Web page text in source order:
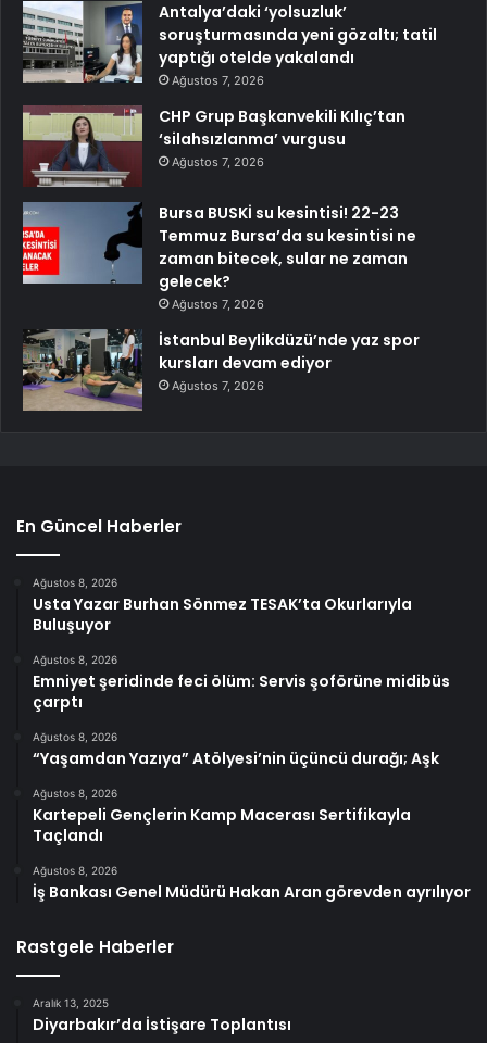
Antalya’daki ‘yolsuzluk’
soruşturmasında yeni gözaltı; tatil
yaptığı otelde yakalandı
Ağustos 7, 2026
CHP Grup Başkanvekili Kılıç’tan
‘silahsızlanma’ vurgusu
Ağustos 7, 2026
Bursa BUSKİ su kesintisi! 22-23
Temmuz Bursa’da su kesintisi ne
zaman bitecek, sular ne zaman
gelecek?
Ağustos 7, 2026
İstanbul Beylikdüzü’nde yaz spor
kursları devam ediyor
Ağustos 7, 2026
En Güncel Haberler
Ağustos 8, 2026
Usta Yazar Burhan Sönmez TESAK’ta Okurlarıyla
Buluşuyor
Ağustos 8, 2026
Emniyet şeridinde feci ölüm: Servis şoförüne midibüs
çarptı
Ağustos 8, 2026
“Yaşamdan Yazıya” Atölyesi’nin üçüncü durağı; Aşk
Ağustos 8, 2026
Kartepeli Gençlerin Kamp Macerası Sertifikayla
Taçlandı
Ağustos 8, 2026
İş Bankası Genel Müdürü Hakan Aran görevden ayrılıyor
Rastgele Haberler
Aralık 13, 2025
Diyarbakır’da İstişare Toplantısı